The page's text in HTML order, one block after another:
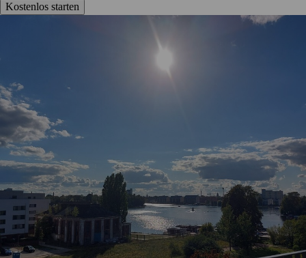
Kostenlos starten